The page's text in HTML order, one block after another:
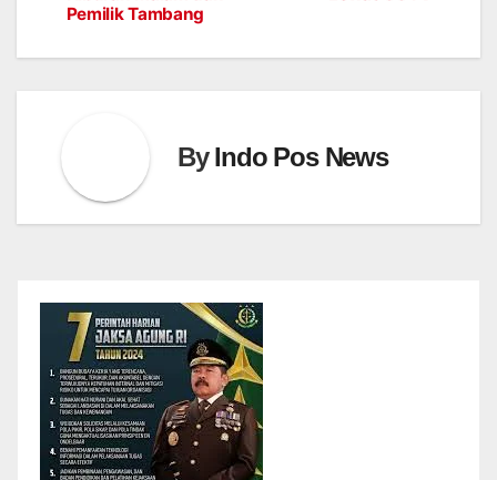
Pemilik Tambang
ByIndo Pos News